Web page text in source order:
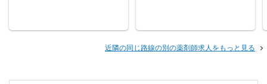
近隣の同じ路線の別の薬剤師求人をもっと見る